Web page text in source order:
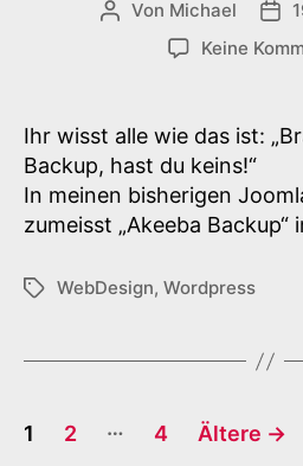
Beitragsautor
Von Michael
Keine
Ihr wisst alle wie das ist:
Backup, hast du keins!“
In meinen bisherigen
zumeisst „Akeeba Backup“
Schlagwörter
WebDesign, Wordpress
1 2 … 4 Ältere →